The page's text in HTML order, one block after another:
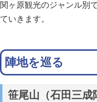
関ヶ原観光のジャンル別
ていきます。
陣地を巡る
笹尾山（石田三成